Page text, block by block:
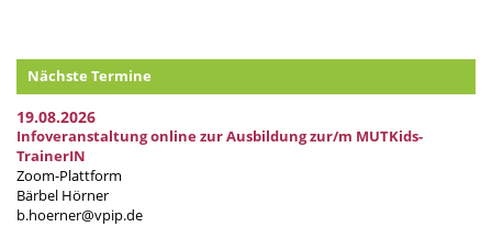
Nächste Termine
19.08.2026
Infoveranstaltung online zur Ausbildung zur/m MUTKids-
TrainerIN
Zoom-Plattform
Bärbel Hörner
b.hoerner@vpip.de